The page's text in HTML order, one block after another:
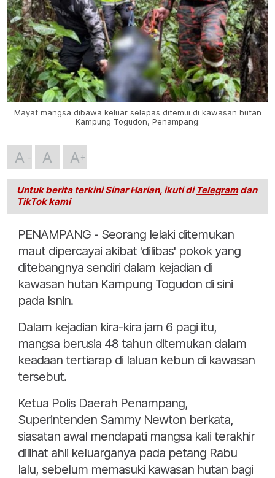
Mayat mangsa dibawa keluar selepas ditemui di kawasan hutan
Kampung Togudon, Penampang.
A A A
Untuk berita terkini Sinar Harian, ikuti di Telegramdan
TikTokkami
PENAMPANG - Seorang lelaki ditemukan
maut dipercayai akibat 'dilibas' pokok yang
ditebangnya sendiri dalam kejadian di
kawasan hutan Kampung Togudon di sini
pada Isnin.
Dalam kejadian kira-kira jam 6 pagi itu,
mangsa berusia 48 tahun ditemukan dalam
keadaan tertiarap di laluan kebun di kawasan
tersebut.
Ketua Polis Daerah Penampang,
Superintenden Sammy Newton berkata,
siasatan awal mendapati mangsa kali terakhir
dilihat ahli keluarganya pada petang Rabu
lalu, sebelum memasuki kawasan hutan bagi